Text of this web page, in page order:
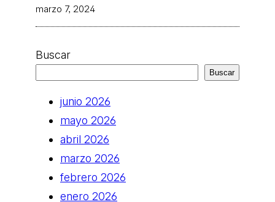
marzo 7, 2024
Buscar
Buscar
junio 2026
mayo 2026
abril 2026
marzo 2026
febrero 2026
enero 2026